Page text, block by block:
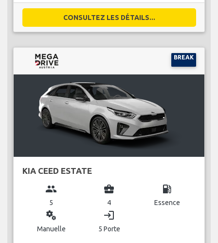
CONSULTEZ LES DÉTAILS...
BREAK
KIA CEED ESTATE
group
5
business_center
4
local_gas_station
Essence
miscellaneous_services
Manuelle
login
5 Porte